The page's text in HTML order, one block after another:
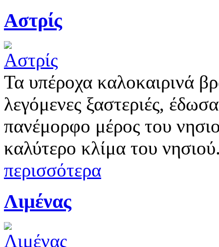
Αστρίς
Τα υπέροχα καλοκαιρινά
λεγόμενες ξαστεριές,
πανέμορφο μέρος του
καλύτερο κλίμα του
περισσότερα
Λιμένας